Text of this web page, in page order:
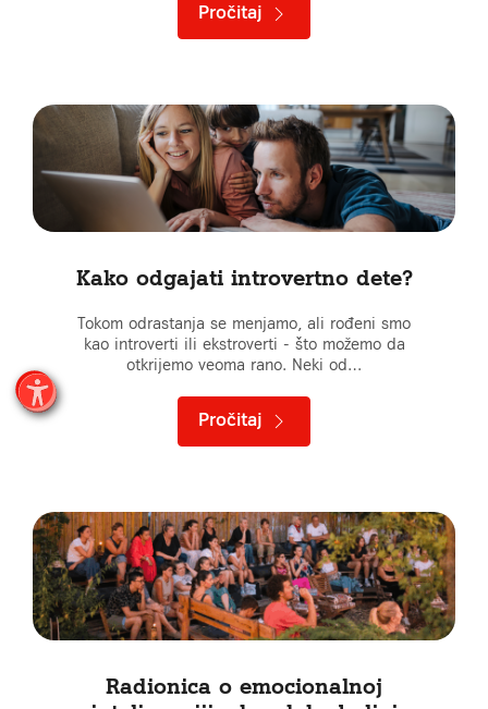
Pročitaj
Kako odgajati introvertno dete?
Tokom odrastanja se menjamo, ali rođeni smo
kao introverti ili ekstroverti - što možemo da
otkrijemo veoma rano. Neki od…
Pročitaj
Radionica o emocionalnoj